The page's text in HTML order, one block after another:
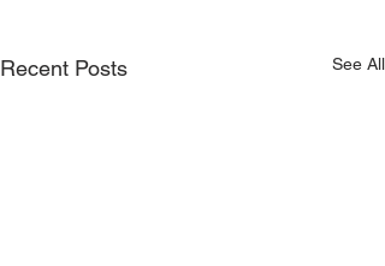
Recent Posts See All